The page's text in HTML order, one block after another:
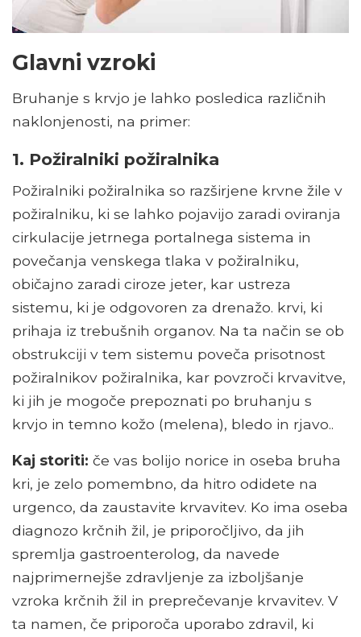
Glavni vzroki
Bruhanje s krvjo je lahko posledica različnih
naklonjenosti, na primer:
1. Požiralniki požiralnika
Požiralniki požiralnika so razširjene krvne žile v
požiralniku, ki se lahko pojavijo zaradi oviranja
cirkulacije jetrnega portalnega sistema in
povečanja venskega tlaka v požiralniku,
običajno zaradi ciroze jeter, kar ustreza
sistemu, ki je odgovoren za drenažo. krvi, ki
prihaja iz trebušnih organov. Na ta način se ob
obstrukciji v tem sistemu poveča prisotnost
požiralnikov požiralnika, kar povzroči krvavitve,
ki jih je mogoče prepoznati po bruhanju s
krvjo in temno kožo (melena), bledo in rjavo..
Kaj storiti: če vas bolijo norice in oseba bruha
kri, je zelo pomembno, da hitro odidete na
urgenco, da zaustavite krvavitev. Ko ima oseba
diagnozo krčnih žil, je priporočljivo, da jih
spremlja gastroenterolog, da navede
najprimernejše zdravljenje za izboljšanje
vzroka krčnih žil in preprečevanje krvavitev. V
ta namen, če priporoča uporabo zdravil, ki